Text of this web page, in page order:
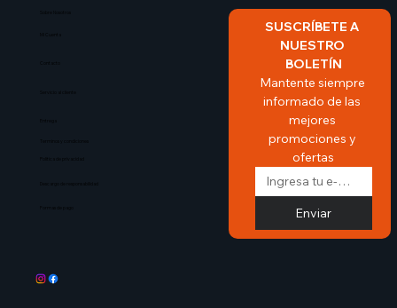
Sobre Nosotros​
Servicio al cliente
Politica de privacidad
SUSCRÍBETE A
NUESTRO
BOLETÍN
Mantente siempre
informado de las
mejores
promociones y
ofertas
Enviar